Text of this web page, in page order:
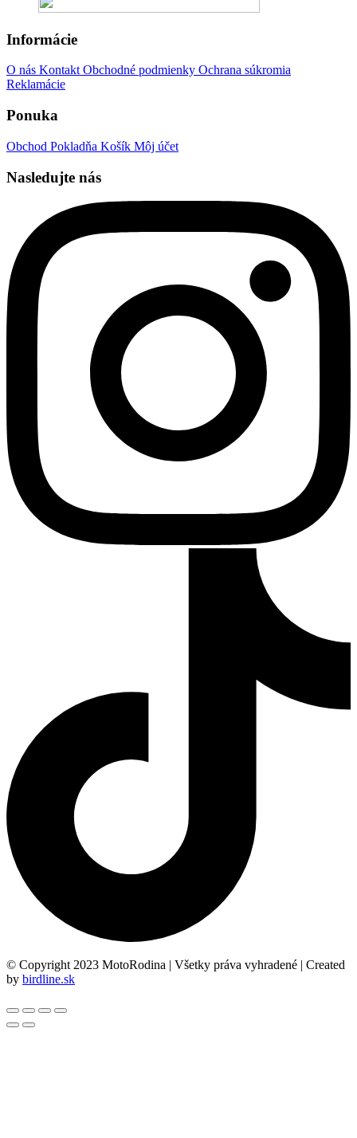
Informácie
O nás KontaktObchodné podmienky Ochrana súkromia
Reklamácie
Ponuka
Obchod Pokladňa Košík Môj účet
Nasledujte nás
© Copyright 2023 MotoRodina | Všetky práva vyhradené | Created
by birdline.sk